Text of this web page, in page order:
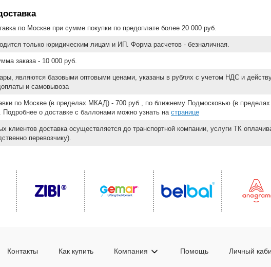
по Москве при сумме покупки по предоплате более 20 000 руб.
только юридическим лицам и ИП. Форма расчетов - безналичная.
заказа - 10 000 руб.
являются базовыми оптовыми ценами, указаны в рублях с учетом НДС и
и самовывоза
по Москве (в пределах МКАД) - 700 руб., по ближнему Подмосковью (в пределах
о доставке с баллонами можно узнать на странице
клиентов доставка осуществляется до транспортной компании, услуги ТК
перевозчику).
Контакты Как купить Компания Помощь Личный